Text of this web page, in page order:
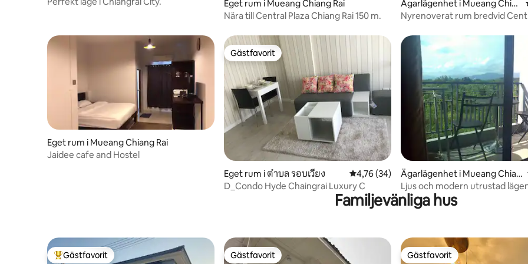
Eget rum i Mueang Chiang Rai
Nära till Central Plaza Chiang Rai 150 m.
Ägarlägenhet i Mueang Chia
ng Rai
Nyrenoverat rum bredvid
Eget rum i Mueang Chiang Rai
Jaidee cafe and Hostel
Gästfavorit
Gästfavorit
Eget rum i ตำบล รอบเวียง 4,76 av 5 i genomsnittligt betyg, 34
4,76 (34)
D_Condo Hyde Chaingrai Luxury C
Ägarlägenhet i Mueang Chian
g Rai
Ljus och modern utrustad
Familjevänliga hus
Populär gästfavorit
Gästfavorit Gästfavorit
Gästfavorit Gästfavorit
Gästfavorit